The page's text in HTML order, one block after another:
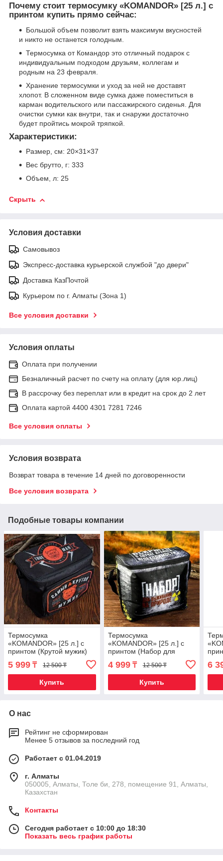
Почему стоит термосумку «KOMANDOR» [25 л.] с
принтом купить прямо сейчас:
Большой объем позволит взять максимум вкусностей
и никто не останется голодным.
Термосумка от Командор это отличный подарок с
индивидуальным подходом друзьям, коллегам и
родным на 23 февраля.
Хранение термосумки и уход за ней не доставят
хлопот. В сложенном виде сумка даже поместиться в
карман водительского или пассажирского сиденья. Для
очистки сумки как внутри, так и снаружи достаточно
будет пройтись мокрой тряпкой.
Характеристики:
Размер, см: 20×31×37
Вес брутто, г: 333
Объем, л: 25
Скрыть
Условия доставки
Самовывоз
Экспресс-доставка курьерской службой "до двери"
Доставка КазПочтой
Курьером по г. Алматы (Зона 1)
Все условия доставки
Условия оплаты
Оплата при получении
Безналичный расчет по счету на оплату (для юр.лиц)
В рассрочку без переплат или в кредит на срок до 2 лет
Оплата картой 4400 4301 7281 7246
Все условия оплаты
Условия возврата
Возврат товара в течение 14 дней по договоренности
Все условия возврата
Подобные товары компании
Термосумка
«KOMANDOR» [25 л.] с
принтом (Крутой мужик)
5 999 ₸ 12 500 ₸
Купить
Термосумка
«KOMANDOR» [25 л.] с
принтом (Набор для
выживания)
4 999₸ 12 500 ₸
Купить
6
О нас
Рейтинг не сформирован
Менее 5 отзывов за последний год
Работает с 01.04.2019
г. Алматы
050005, Алматы, Толе би, 278, помещение 91, Алматы,
Казахстан
Контакты
Сегодня работает с 10:00 до 18:30
Показать весь график работы